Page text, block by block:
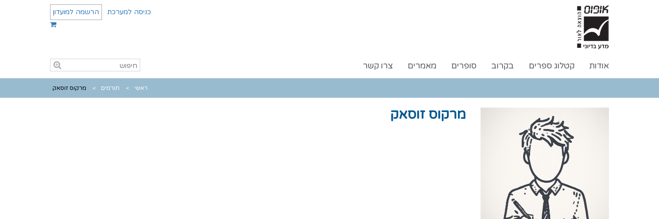
כניסה למערכת הרשמה למועדון
אודות קטלוג ספרים בקרוב סופרים מאמרים צרו קשר
ראשי תורמים מרקוס זוסאק
מרקוס זוסאק